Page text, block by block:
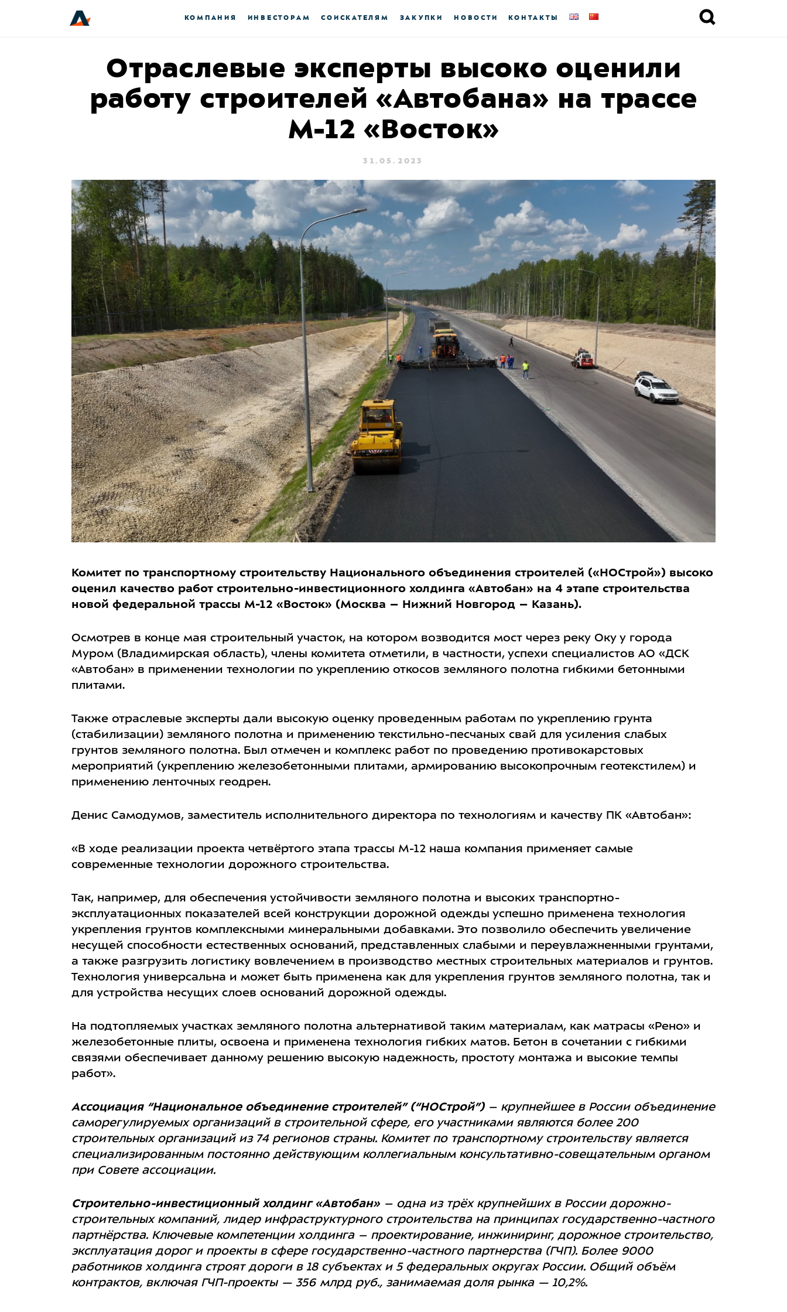
КОМПАНИЯ ИНВЕСТОРАМ СОИСКАТЕЛЯМ ЗАКУПКИ НОВОСТИ КОНТАКТЫ
Отраслевые эксперты высоко оценили
работу строителей «Автобана» на трассе
М-12 «Восток»
31.05.2023
Комитет по транспортному строительству Национального объединения строителей («НОСтрой») высоко
оценил качество работ строительно-инвестиционного холдинга «Автобан» на 4 этапе строительства
новой федеральной трассы М-12 «Восток» (Москва – Нижний Новгород – Казань).
Осмотрев в конце мая строительный участок, на котором возводится мост через реку Оку у города
Муром (Владимирская область), члены комитета отметили, в частности, успехи специалистов АО «ДСК
«Автобан» в применении технологии по укреплению откосов земляного полотна гибкими бетонными
плитами.
Также отраслевые эксперты дали высокую оценку проведенным работам по укреплению грунта
(стабилизации) земляного полотна и применению текстильно-песчаных свай для усиления слабых
грунтов земляного полотна. Был отмечен и комплекс работ по проведению противокарстовых
мероприятий (укреплению железобетонными плитами, армированию высокопрочным геотекстилем) и
применению ленточных геодрен.
Денис Самодумов, заместитель исполнительного директора по технологиям и качеству ПК «Автобан»:
«В ходе реализации проекта четвёртого этапа трассы М-12 наша компания применяет самые
современные технологии дорожного строительства.
Так, например, для обеспечения устойчивости земляного полотна и высоких транспортно-
эксплуатационных показателей всей конструкции дорожной одежды успешно применена технология
укрепления грунтов комплексными минеральными добавками. Это позволило обеспечить увеличение
несущей способности естественных оснований, представленных слабыми и переувлажненными грунтами,
а также разгрузить логистику вовлечением в производство местных строительных материалов и грунтов.
Технология универсальна и может быть применена как для укрепления грунтов земляного полотна, так и
для устройства несущих слоев оснований дорожной одежды.
На подтопляемых участках земляного полотна альтернативой таким материалам, как матрасы «Рено» и
железобетонные плиты, освоена и применена технология гибких матов. Бетон в сочетании с гибкими
связями обеспечивает данному решению высокую надежность, простоту монтажа и высокие темпы
работ».
Ассоциация “Национальное объединение строителей” (“НОСтрой”)– крупнейшее в России объединение
саморегулируемых организаций в строительной сфере, его участниками являются более 200
строительных организаций из 74 регионов страны. Комитет по транспортному строительству является
специализированным постоянно действующим коллегиальным консультативно-совещательным органом
при Совете ассоциации.
Строительно-инвестиционный холдинг «Автобан»– одна из трёх крупнейших в России дорожно-
строительных компаний, лидер инфраструктурного строительства на принципах государственно-частного
партнёрства. Ключевые компетенции холдинга – проектирование, инжиниринг, дорожное строительство,
эксплуатация дорог и проекты в сфере государственно-частного партнерства (ГЧП). Более 9000
работников холдинга строят дороги в 18 субъектах и 5 федеральных округах России. Общий объём
контрактов, включая ГЧП-проекты — 356 млрд руб., занимаемая доля рынка — 10,2%.